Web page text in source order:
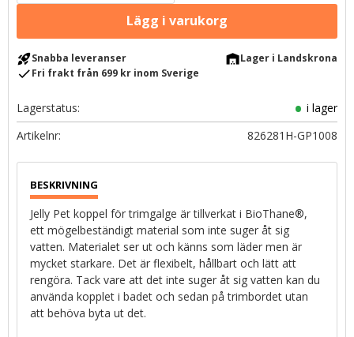
rocket_launchSnabba leveranser warehouseLager i Landskrona
checkFri frakt från 699 kr inom Sverige
Lagerstatus
i lager
Artikelnr
826281H-GP1008
Jelly Pet koppel för trimgalge är tillverkat i BioThane®,
ett mögelbeständigt material som inte suger åt sig
vatten. Materialet ser ut och känns som läder men är
mycket starkare. Det är flexibelt, hållbart och lätt att
rengöra. Tack vare att det inte suger åt sig vatten kan du
använda kopplet i badet och sedan på trimbordet utan
att behöva byta ut det.